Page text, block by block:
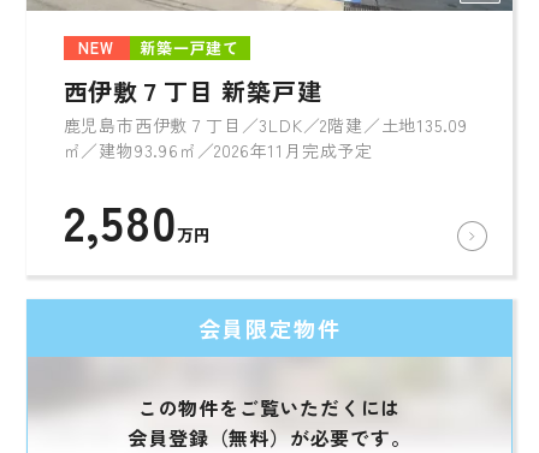
NEW 新築一戸建て
西伊敷７丁目 新築戸建
鹿児島市西伊敷７丁目／3LDK／2階建／土地135.09
㎡／建物93.96㎡／2026年11月完成予定
2,580万円
会員限定物件
この物件をご覧いただくには
会員登録（無料）が必要です。